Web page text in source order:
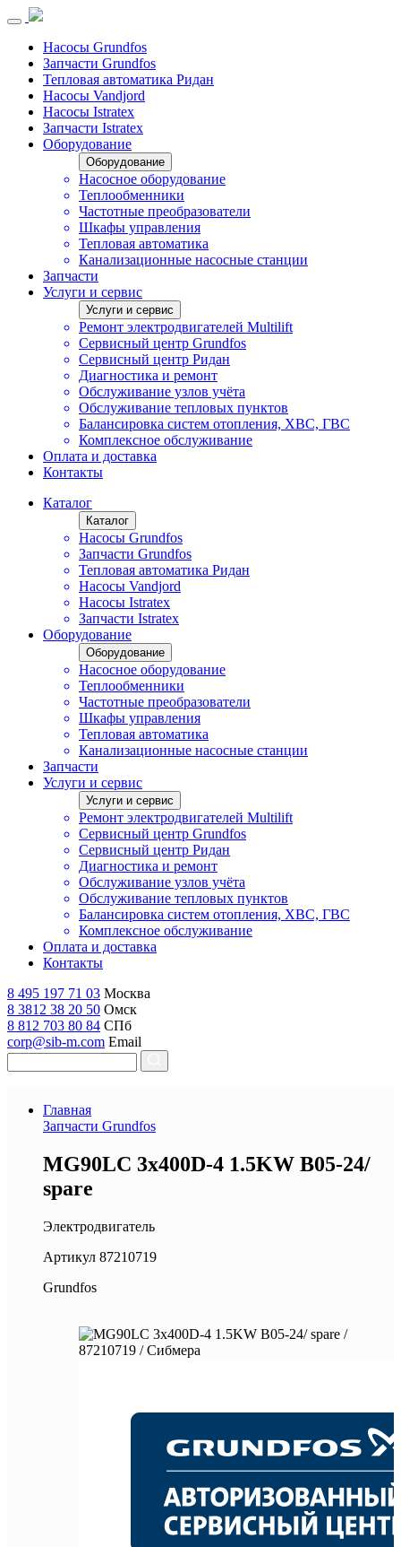
Насосы Grundfos
Запчасти Grundfos
Тепловая автоматика Ридан
Насосы Vandjord
Насосы Istratex
Запчасти Istratex
Оборудование
Оборудование
Насосное оборудование
Теплообменники
Частотные преобразователи
Шкафы управления
Тепловая автоматика
Канализационные насосные станции
Запчасти
Услуги и сервис
Услуги и сервис
Ремонт электродвигателей Multilift
Сервисный центр Grundfos
Сервисный центр Ридан
Диагностика и ремонт
Обслуживание узлов учёта
Обслуживание тепловых пунктов
Балансировка систем отопления, ХВС, ГВС
Комплексное обслуживание
Оплата и доставка
Контакты
Каталог
Каталог
Насосы Grundfos
Запчасти Grundfos
Тепловая автоматика Ридан
Насосы Vandjord
Насосы Istratex
Запчасти Istratex
Оборудование
Оборудование
Насосное оборудование
Теплообменники
Частотные преобразователи
Шкафы управления
Тепловая автоматика
Канализационные насосные станции
Запчасти
Услуги и сервис
Услуги и сервис
Ремонт электродвигателей Multilift
Сервисный центр Grundfos
Сервисный центр Ридан
Диагностика и ремонт
Обслуживание узлов учёта
Обслуживание тепловых пунктов
Балансировка систем отопления, ХВС, ГВС
Комплексное обслуживание
Оплата и доставка
Контакты
8 495 197 71 03 Москва
8 3812 38 20 50 Омск
8 812 703 80 84 СПб
corp@sib-m.com Email
Главная
Запчасти Grundfos
MG90LC 3x400D-4 1.5KW B05-24/
spare
Электродвигатель
Артикул 87210719
Grundfos